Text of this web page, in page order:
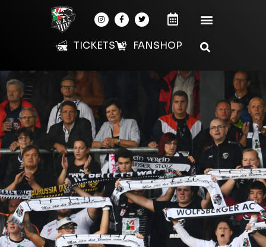
TICKETS FANSHOP